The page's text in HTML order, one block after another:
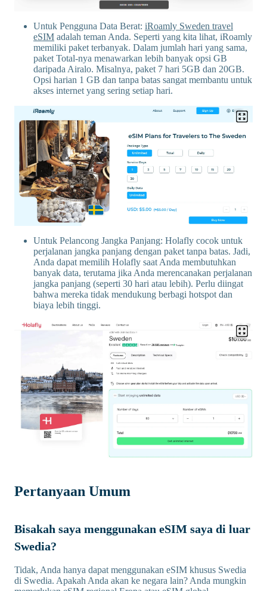
Untuk Pengguna Data Berat: iRoamly Sweden travel
eSIM adalah teman Anda. Seperti yang kita lihat, iRoamly
memiliki paket terbanyak. Dalam jumlah hari yang sama,
paket Total-nya menawarkan lebih banyak opsi GB
daripada Airalo. Misalnya, paket 7 hari 5GB dan 20GB.
Opsi harian 1 GB dan tanpa batas sangat membantu untuk
akses internet yang sering setiap hari.
Untuk Pelancong Jangka Panjang: Holafly cocok untuk
perjalanan jangka panjang dengan paket tanpa batas. Jadi,
Anda dapat memilih Holafly saat Anda membutuhkan
banyak data, terutama jika Anda merencanakan perjalanan
jangka panjang (seperti 30 hari atau lebih). Perlu diingat
bahwa mereka tidak mendukung berbagi hotspot dan
biaya lebih tinggi.
Pertanyaan Umum
Bisakah saya menggunakan eSIM saya di luar
Swedia?
Tidak, Anda hanya dapat menggunakan eSIM khusus Swedia
di Swedia. Apakah Anda akan ke negara lain? Anda mungkin